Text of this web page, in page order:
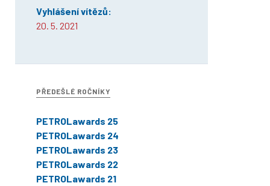
Vyhlášení vítězů:
20. 5. 2021
PŘEDEŠLÉ ROČNÍKY
PETROLawards 25
PETROLawards 24
PETROLawards 23
PETROLawards 22
PETROLawards 21